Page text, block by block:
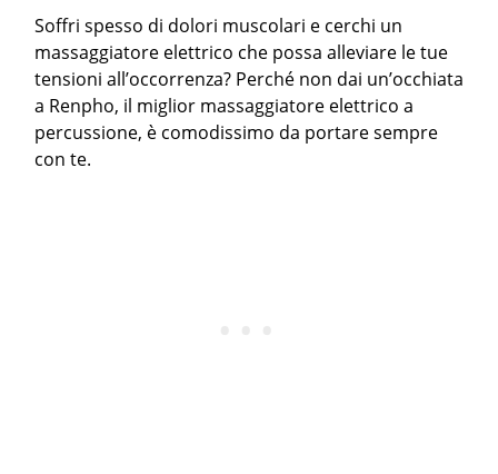
Soffri spesso di dolori muscolari e cerchi un
massaggiatore elettrico che possa alleviare le tue
tensioni all’occorrenza? Perché non dai un’occhiata
a Renpho, il miglior massaggiatore elettrico a
percussione, è comodissimo da portare sempre
con te.